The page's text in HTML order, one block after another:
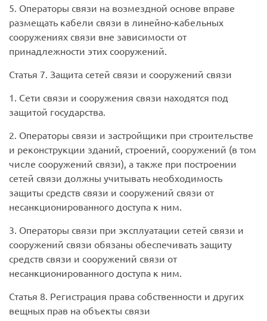
5. Операторы связи на возмездной основе вправе
размещать кабели связи в линейно-кабельных
сооружениях связи вне зависимости от
принадлежности этих сооружений.
Статья 7. Защита сетей связи и сооружений связи
1. Сети связи и сооружения связи находятся под
защитой государства.
2. Операторы связи и застройщики при строительстве
и реконструкции зданий, строений, сооружений (в том
числе сооружений связи), а также при построении
сетей связи должны учитывать необходимость
защиты средств связи и сооружений связи от
несанкционированного доступа к ним.
3. Операторы связи при эксплуатации сетей связи и
сооружений связи обязаны обеспечивать защиту
средств связи и сооружений связи от
несанкционированного доступа к ним.
Статья 8. Регистрация права собственности и других
вещных прав на объекты связи